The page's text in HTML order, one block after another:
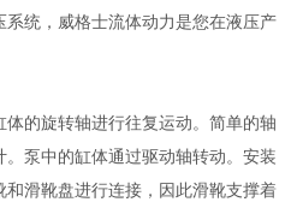
统，威格士流体动力是您在液压产
的旋转轴进行往复运动。简单的轴
泵中的缸体通过驱动轴转动。安装
滑靴盘进行连接，因此滑靴支撑着